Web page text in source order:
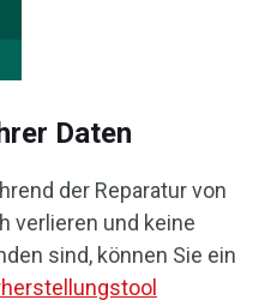
Daten
der Reparatur von
verlieren und keine
sind, können Sie ein